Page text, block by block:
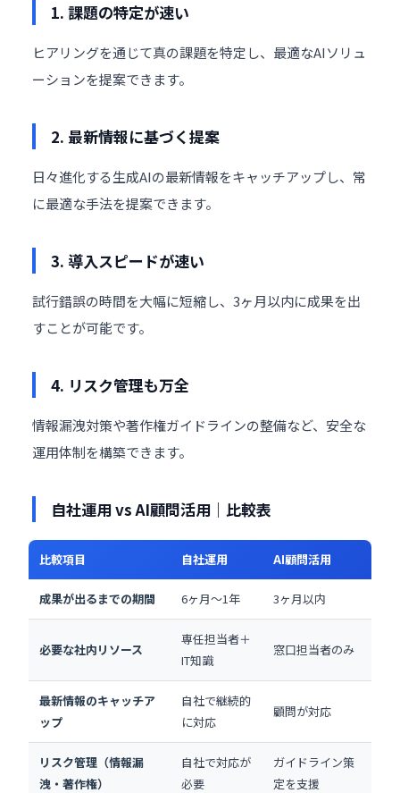
1. 課題の特定が速い
ヒアリングを通じて真の課題を特定し、最適なAIソリュ
ーションを提案できます。
2. 最新情報に基づく提案
日々進化する生成AIの最新情報をキャッチアップし、常
に最適な手法を提案できます。
3. 導入スピードが速い
試行錯誤の時間を大幅に短縮し、3ヶ月以内に成果を出
すことが可能です。
4. リスク管理も万全
情報漏洩対策や著作権ガイドラインの整備など、安全な
運用体制を構築できます。
自社運用 vs AI顧問活用｜比較表
比較項目 自社運用 AI顧問活用
成果が出るまでの期間 6ヶ月〜1年 3ヶ月以内
必要な社内リソース
専任担当者＋
IT知識
窓口担当者のみ
最新情報のキャッチア
ップ
自社で継続的
に対応
顧問が対応
リスク管理（情報漏
洩・著作権）
自社で対応が
必要
ガイドライン策
定を支援